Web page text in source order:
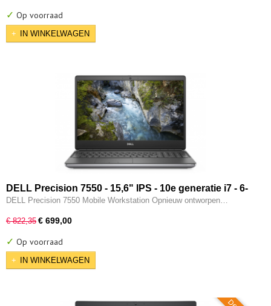
✓ Op voorraad
IN WINKELWAGEN
DELL Precision 7550 - 15,6" IPS - 10e generatie i7 - 6-
CORE - 32GB - 512GB SSD - 2x Thunderbolt - Nvidia
DELL Precision 7550 Mobile Workstation Opnieuw ontworpen…
€ 822,35 € 699,00
✓ Op voorraad
IN WINKELWAGEN